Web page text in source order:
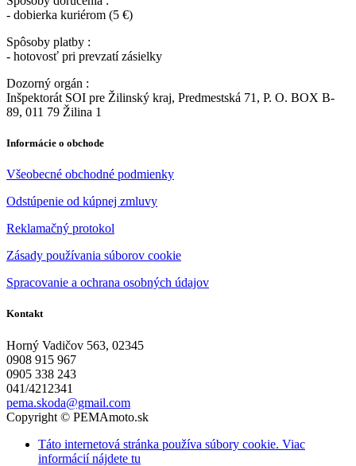
- dobierka kuriérom (5 €)
Spôsoby platby :
- hotovosť pri prevzatí zásielky
Dozorný orgán :
Inšpektorát SOI pre Žilinský kraj, Predmestská 71, P. O. BOX B-
89, 011 79 Žilina 1
Informácie o obchode
Všeobecné obchodné podmienky
Odstúpenie od kúpnej zmluvy
Reklamačný protokol
Zásady používania súborov cookie
Spracovanie a ochrana osobných údajov
Kontakt
Horný Vadičov 563, 02345
0908 915 967
0905 338 243
041/4212341
pema.skoda@gmail.com
Copyright © PEMAmoto.sk
Táto internetová stránka používa súbory cookie. Viac
informácií nájdete tu